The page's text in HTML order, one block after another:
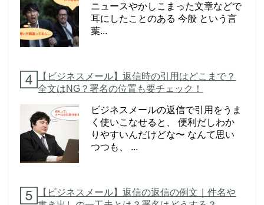
ニュースやかしこまった文章などで
耳にしたことのある 今般 という言
葉...
【ビジネスメール】返信時の引用はどこまで？
全文はNG？署名の位置も要チェック！
ビジネスメールの返信で引用をうま
く使いこなせると、 便利だしわか
りやすいんだけどな〜 なんて思い
つつも、 ...
【ビジネスメール】返信の返信の例文｜件名や